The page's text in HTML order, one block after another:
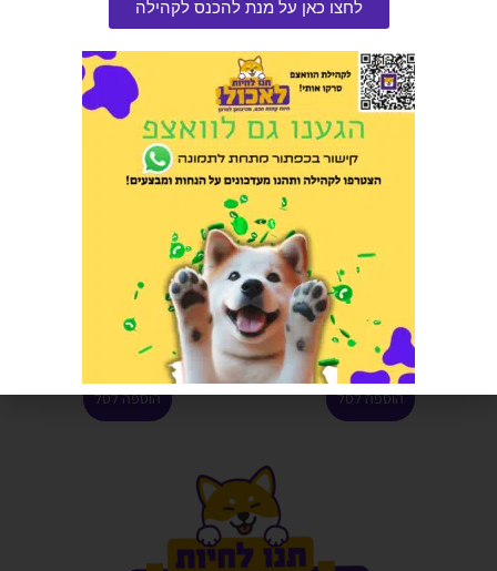
הורייזן סטיק לחתול בקר ועוף 10
יחידה
הרוויחו 1.00 נקודות ⭐
₪20.00
הוספה לסל
מבצע!
קולר נגד קרציות ופרעושים לכלב
גדול
הרוויחו 9.50 נקודות ⭐
₪210.00
הוספה לסל
לחצו כאן על מנת להכנס לקהילה